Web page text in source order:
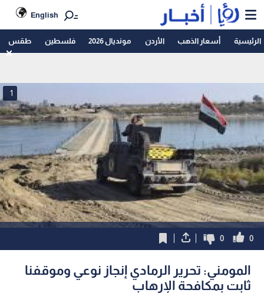
English
الرئيسية أسعار الذهب الأردن مونديال 2026 فلسطين طقس
1
0
0
المومني: تحرير الرمادي إنجاز نوعي وموقفنا
ثابت بمكافحة الإرهاب